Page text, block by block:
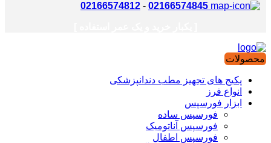
02166574845
-
02166574812
محصولات
پکیج های تجهیز مطب دندانپزشکی
انواع فرز
ابزار فورسپس
فورسپس ساده
فورسپس آناتومیک
فورسپس اطفال